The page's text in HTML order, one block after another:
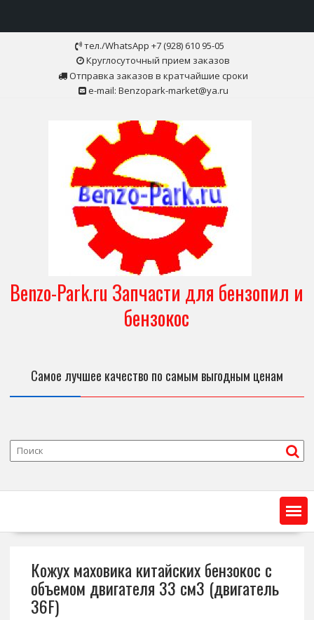
тел./WhatsApp +7 (928) 610 95-05
Круглосуточный прием заказов
Отправка заказов в кратчайшие сроки
e-mail: Benzopark-market@ya.ru
Benzo-Park.ru Запчасти для бензопил и
бензокос
Самое лучшее качество по самым выгодным ценам
Кожух маховика китайских бензокос с
объемом двигателя 33 см3 (двигатель
36F)